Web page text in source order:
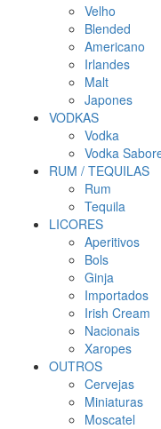
Velho
Blended
Americano
Irlandes
Malt
Japones
VODKAS
Vodka
Vodka
RUM / TEQUILAS
Rum
Tequila
LICORES
Aperitivos
Bols
Ginja
Importados
Irish Cream
Nacionais
Xaropes
OUTROS
Cervejas
Miniaturas
Moscatel